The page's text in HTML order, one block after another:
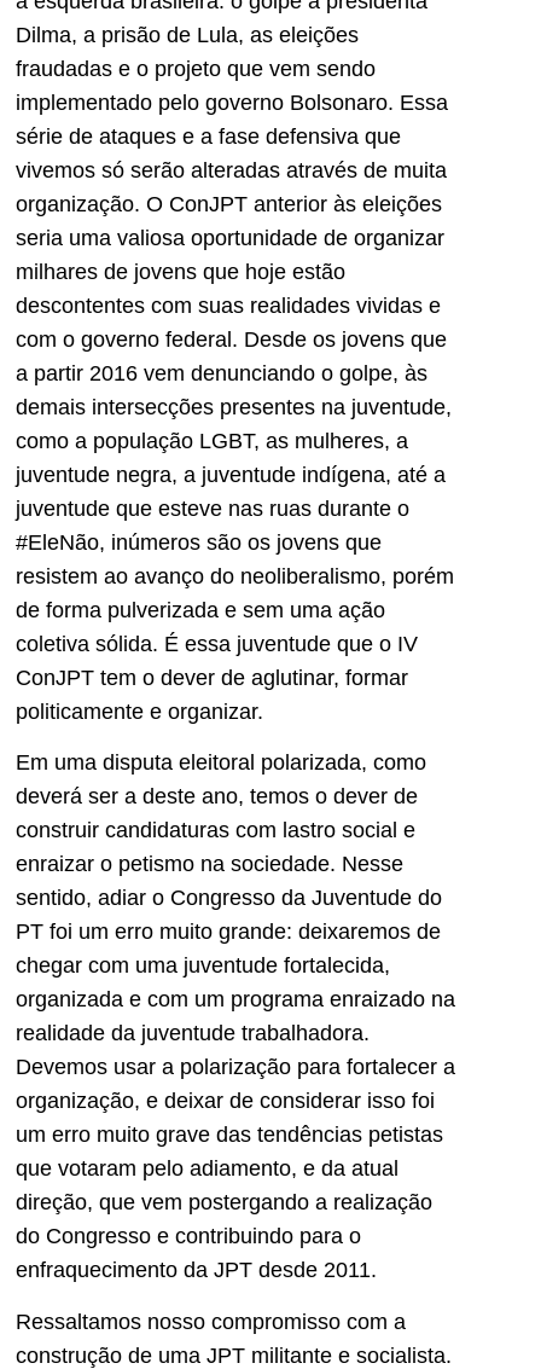
Dilma, a prisão de Lula, as eleições
fraudadas e o projeto que vem sendo
implementado pelo governo Bolsonaro. Essa
série de ataques e a fase defensiva que
vivemos só serão alteradas através de muita
organização. O ConJPT anterior às eleições
seria uma valiosa oportunidade de organizar
milhares de jovens que hoje estão
descontentes com suas realidades vividas e
com o governo federal. Desde os jovens que
a partir 2016 vem denunciando o golpe, às
demais intersecções presentes na juventude,
como a população LGBT, as mulheres, a
juventude negra, a juventude indígena, até a
juventude que esteve nas ruas durante o
#EleNão, inúmeros são os jovens que
resistem ao avanço do neoliberalismo, porém
de forma pulverizada e sem uma ação
coletiva sólida. É essa juventude que o IV
ConJPT tem o dever de aglutinar, formar
politicamente e organizar.
Em uma disputa eleitoral polarizada, como
deverá ser a deste ano, temos o dever de
construir candidaturas com lastro social e
enraizar o petismo na sociedade. Nesse
sentido, adiar o Congresso da Juventude do
PT foi um erro muito grande: deixaremos de
chegar com uma juventude fortalecida,
organizada e com um programa enraizado na
realidade da juventude trabalhadora.
Devemos usar a polarização para fortalecer a
organização, e deixar de considerar isso foi
um erro muito grave das tendências petistas
que votaram pelo adiamento, e da atual
direção, que vem postergando a realização
do Congresso e contribuindo para o
enfraquecimento da JPT desde 2011.
Ressaltamos nosso compromisso com a
construção de uma JPT militante e socialista.